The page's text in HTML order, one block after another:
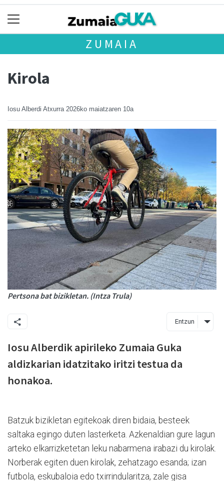
ZUMAIA
Kirola
Iosu Alberdi Atxurra 2026ko maiatzaren 10a
Pertsona bat bizikletan. (Intza Trula)
Entzun
Iosu Alberdik apirileko Zumaia Guka
aldizkarian idatzitako iritzi testua da
honakoa.
Batzuk bizikletan egitekoak diren bidaia, besteek
saltaka egingo duten lasterketa. Azkenaldian gure lagun
arteko elkarrizketetan leku nabarmena irabazi du kirolak.
Norberak egiten duen kirolak, zehatzago esanda; izan
futbola, eskubaloia edo txirrindularitza, zale gisa